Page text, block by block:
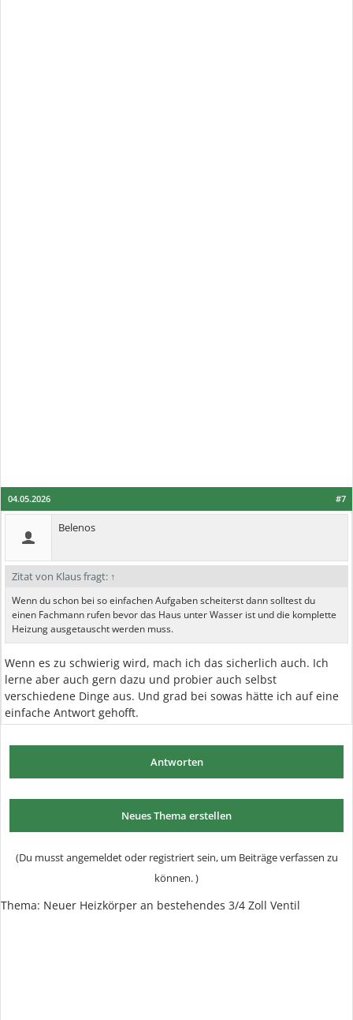
#7
04.05.2026
Belenos
Zitat von Klaus fragt: ↑
Wenn du schon bei so einfachen Aufgaben scheiterst dann solltest du
einen Fachmann rufen bevor das Haus unter Wasser ist und die komplette
Heizung ausgetauscht werden muss.
Wenn es zu schwierig wird, mach ich das sicherlich auch. Ich
lerne aber auch gern dazu und probier auch selbst
verschiedene Dinge aus. Und grad bei sowas hätte ich auf eine
einfache Antwort gehofft.
Antworten
Neues Thema erstellen
(Du musst angemeldet oder registriert sein, um Beiträge verfassen zu
können. )
Thema: Neuer Heizkörper an bestehendes 3/4 Zoll Ventil